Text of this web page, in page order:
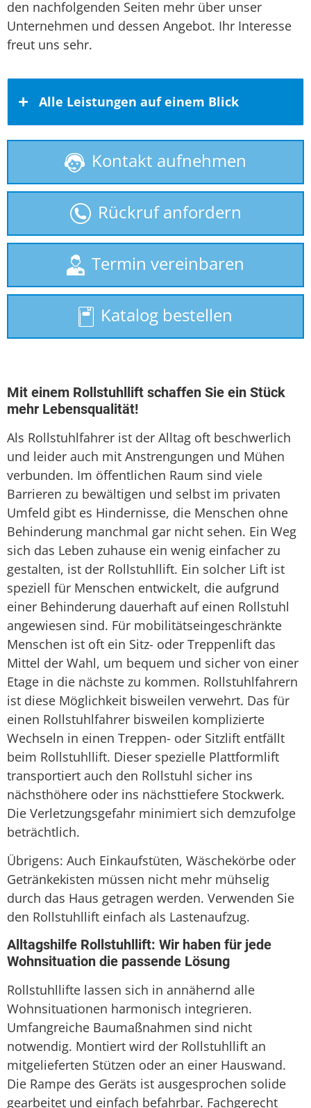
den nachfolgenden Seiten mehr über unser
Unternehmen und dessen Angebot. Ihr Interesse
freut uns sehr.
Alle Leistungen auf einem Blick
Behindertenlift
gebrauchte Treppenlifte
Homelift
Plattformlift
Seniorenlift
Treppenaufzug
Treppenlift
Treppenlift mieten
Kontakt aufnehmen
Rückruf anfordern
Termin vereinbaren
Katalog bestellen
Mit einem Rollstuhllift schaffen Sie ein Stück
mehr Lebensqualität!
Als Rollstuhlfahrer ist der Alltag oft beschwerlich
und leider auch mit Anstrengungen und Mühen
verbunden. Im öffentlichen Raum sind viele
Barrieren zu bewältigen und selbst im privaten
Umfeld gibt es Hindernisse, die Menschen ohne
Behinderung manchmal gar nicht sehen. Ein Weg
sich das Leben zuhause ein wenig einfacher zu
gestalten, ist der Rollstuhllift. Ein solcher Lift ist
speziell für Menschen entwickelt, die aufgrund
einer Behinderung dauerhaft auf einen Rollstuhl
angewiesen sind. Für mobilitätseingeschränkte
Menschen ist oft ein Sitz- oder Treppenlift das
Mittel der Wahl, um bequem und sicher von einer
Etage in die nächste zu kommen. Rollstuhlfahrern
ist diese Möglichkeit bisweilen verwehrt. Das für
einen Rollstuhlfahrer bisweilen komplizierte
Wechseln in einen Treppen- oder Sitzlift entfällt
beim Rollstuhllift. Dieser spezielle Plattformlift
transportiert auch den Rollstuhl sicher ins
nächsthöhere oder ins nächsttiefere Stockwerk.
Die Verletzungsgefahr minimiert sich demzufolge
beträchtlich.
Übrigens: Auch Einkaufstüten, Wäschekörbe oder
Getränkekisten müssen nicht mehr mühselig
durch das Haus getragen werden. Verwenden Sie
den Rollstuhllift einfach als Lastenaufzug.
Alltagshilfe Rollstuhllift: Wir haben für jede
Wohnsituation die passende Lösung
Rollstuhllifte lassen sich in annähernd alle
Wohnsituationen harmonisch integrieren.
Umfangreiche Baumaßnahmen sind nicht
notwendig. Montiert wird der Rollstuhllift an
mitgelieferten Stützen oder an einer Hauswand.
Die Rampe des Geräts ist ausgesprochen solide
gearbeitet und einfach befahrbar. Fachgerecht